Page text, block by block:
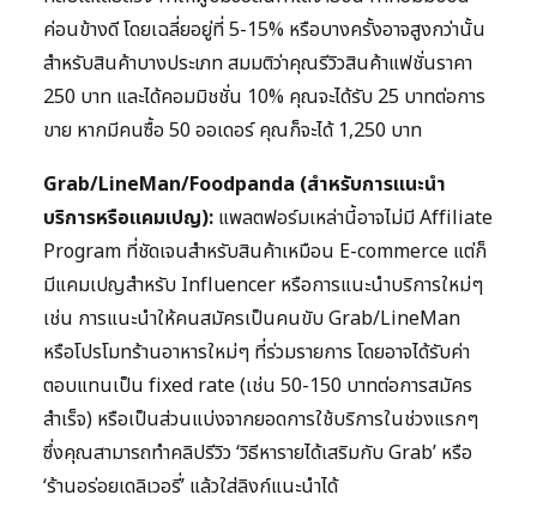
ค่อนข้างดี โดยเฉลี่ยอยู่ที่ 5-15% หรือบางครั้งอาจสูงกว่านั้น
สำหรับสินค้าบางประเภท สมมติว่าคุณรีวิวสินค้าแฟชั่นราคา
250 บาท และได้คอมมิชชั่น 10% คุณจะได้รับ 25 บาทต่อการ
ขาย หากมีคนซื้อ 50 ออเดอร์ คุณก็จะได้ 1,250 บาท
Grab/LineMan/Foodpanda (สำหรับการแนะนำ
บริการหรือแคมเปญ): แพลตฟอร์มเหล่านี้อาจไม่มี Affiliate
Program ที่ชัดเจนสำหรับสินค้าเหมือน E-commerce แต่ก็
มีแคมเปญสำหรับ Influencer หรือการแนะนำบริการใหม่ๆ
เช่น การแนะนำให้คนสมัครเป็นคนขับ Grab/LineMan
หรือโปรโมทร้านอาหารใหม่ๆ ที่ร่วมรายการ โดยอาจได้รับค่า
ตอบแทนเป็น fixed rate (เช่น 50-150 บาทต่อการสมัคร
สำเร็จ) หรือเป็นส่วนแบ่งจากยอดการใช้บริการในช่วงแรกๆ
ซึ่งคุณสามารถทำคลิปรีวิว ‘วิธีหารายได้เสริมกับ Grab’ หรือ
‘ร้านอร่อยเดลิเวอรี่’ แล้วใส่ลิงก์แนะนำได้